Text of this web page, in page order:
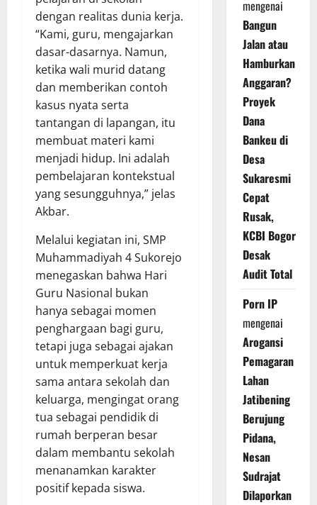
dengan realitas dunia kerja.
“Kami, guru, mengajarkan
dasar-dasarnya. Namun,
ketika wali murid datang
dan memberikan contoh
kasus nyata serta
tantangan di lapangan, itu
membuat materi kami
menjadi hidup. Ini adalah
pembelajaran kontekstual
yang sesungguhnya,” jelas
Akbar.
Melalui kegiatan ini, SMP
Muhammadiyah 4 Sukorejo
menegaskan bahwa Hari
Guru Nasional bukan
hanya sebagai momen
penghargaan bagi guru,
tetapi juga sebagai ajakan
untuk memperkuat kerja
sama antara sekolah dan
keluarga, mengingat orang
tua sebagai pendidik di
rumah berperan besar
dalam membantu sekolah
menanamkan karakter
positif kepada siswa.
mengenai
Bangun
Jalan atau
Hamburkan
Anggaran?
Proyek
Dana
Bankeu di
Desa
Sukaresmi
Cepat
Rusak,
KCBI Bogor
Desak
Audit Total
Porn IP
mengenai
Arogansi
Pemagaran
Lahan
Jatibening
Berujung
Pidana,
Nesan
Sudrajat
Dilaporkan